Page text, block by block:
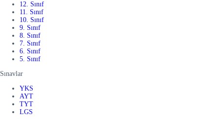
12. Sınıf
11. Sınıf
10. Sınıf
9. Sınıf
8. Sınıf
7. Sınıf
6. Sınıf
5. Sınıf
Sınavlar
YKS
AYT
TYT
LGS